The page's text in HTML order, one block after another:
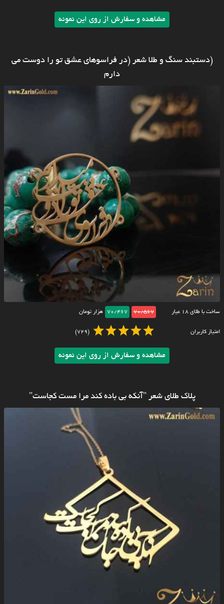
مشاهده و سفارش از روی این نمونه
(دستبند سنگ و طلا شعر (در فراسوهای عشق تو را دوست می
دارم
ساخت با طلای ۱۸ عیار 70/567
70/467 هزار تومان
امتیاز کاربران (729)
مشاهده و سفارش از روی این نمونه
پلاک طلای شعر "آنکه بی باده کند مرا مست کجاست"